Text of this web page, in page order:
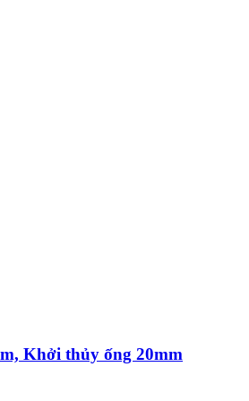
Khởi thủy ống 20mm